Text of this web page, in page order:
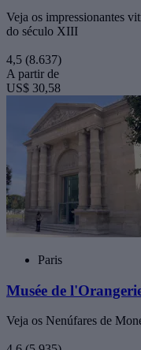
Veja os impressionantes
do século XIII
4,5 (8.637)
A partir de
US$ 30,58
Paris
Musée de
Veja os Nenúfares de